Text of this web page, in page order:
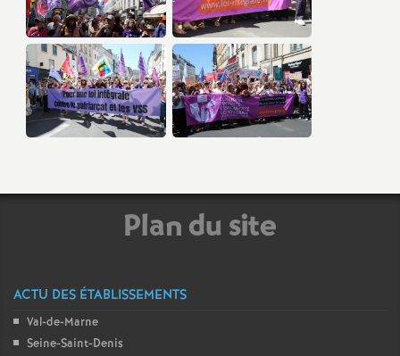
Plan du site
ACTU DES ÉTABLISSEMENTS
Val-de-Marne
Seine-Saint-Denis